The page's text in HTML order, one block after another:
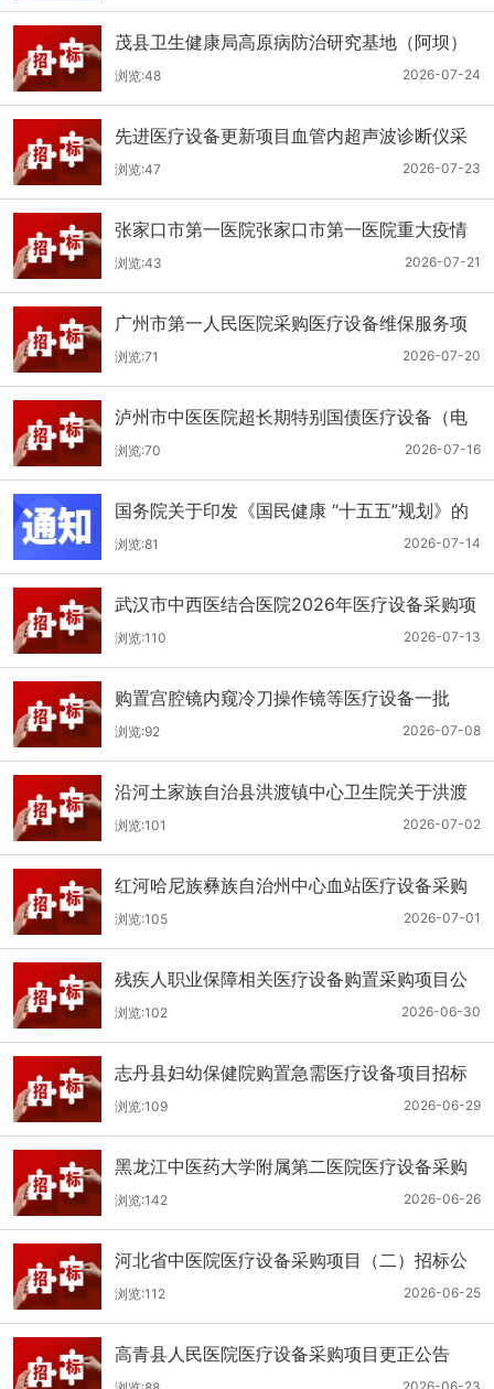
茂县卫生健康局高原病防治研究基地（阿坝）
手术、急救及生命支持类医疗设备购置项目招
标公告
2026-07-24
浏览:48
先进医疗设备更新项目血管内超声波诊断仪采
购（三次）公开招标公告
2026-07-23
浏览:47
张家口市第一医院张家口市第一医院重大疫情
救治基地手术室及重症监护室医疗设备采购项
目更正公告
2026-07-21
浏览:43
广州市第一人民医院采购医疗设备维保服务项
目（2026年第1批）(二次)（项目编号：GZSY-
2026FW-06）采购更正公告
2026-07-20
浏览:71
泸州市中医医院超长期特别国债医疗设备（电
子胃肠镜系统）采购更正公告（第二次）2026-07-16
浏览:70
国务院关于印发《国民健康 “十五五”规划》的
通知
2026-07-14
浏览:81
武汉市中西医结合医院2026年医疗设备采购项
目四公开招标公告
2026-07-13
浏览:110
购置宫腔镜内窥冷刀操作镜等医疗设备一批
（双盲+远程异地+分散）
2026-07-08
浏览:92
沿河土家族自治县洪渡镇中心卫生院关于洪渡
镇中心卫生院县域医疗次中心医疗设备采购项
目的公开招标公告
2026-07-02
浏览:101
红河哈尼族彝族自治州中心血站医疗设备采购
（二次）公开招标公告
2026-07-01
浏览:105
残疾人职业保障相关医疗设备购置采购项目公
开招标招标公告
2026-06-30
浏览:102
志丹县妇幼保健院购置急需医疗设备项目招标
公告
2026-06-29
浏览:109
黑龙江中医药大学附属第二医院医疗设备采购
(二次)招标公告
2026-06-26
浏览:142
河北省中医院医疗设备采购项目（二）招标公
告
2026-06-25
浏览:112
高青县人民医院医疗设备采购项目更正公告